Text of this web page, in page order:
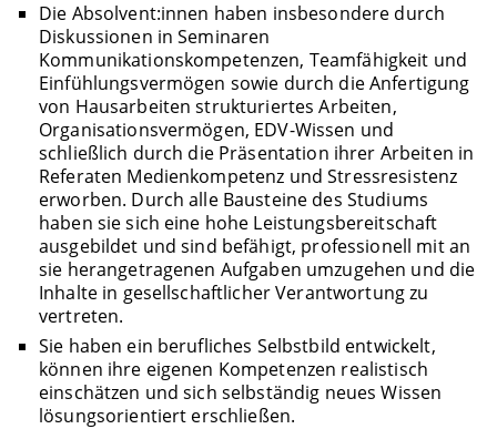
Die Absolvent:innen haben insbesondere durch
Diskussionen in Seminaren
Kommunikationskompetenzen, Teamfähigkeit und
Einfühlungsvermögen sowie durch die Anfertigung
von Hausarbeiten strukturiertes Arbeiten,
Organisationsvermögen, EDV-Wissen und
schließlich durch die Präsentation ihrer Arbeiten in
Referaten Medienkompetenz und Stressresistenz
erworben. Durch alle Bausteine des Studiums
haben sie sich eine hohe Leistungsbereitschaft
ausgebildet und sind befähigt, professionell mit an
sie herangetragenen Aufgaben umzugehen und die
Inhalte in gesellschaftlicher Verantwortung zu
vertreten.
Sie haben ein berufliches Selbstbild entwickelt,
können ihre eigenen Kompetenzen realistisch
einschätzen und sich selbständig neues Wissen
lösungsorientiert erschließen.